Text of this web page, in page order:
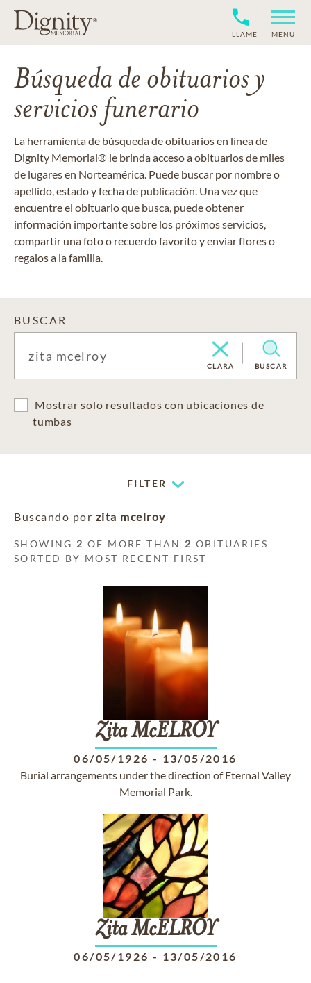
LLAME MENÚ
Búsqueda de obituarios y
servicios funerario
La herramienta de búsqueda de obituarios en línea de
Dignity Memorial® le brinda acceso a obituarios de miles
de lugares en Norteamérica. Puede buscar por nombre o
apellido, estado y fecha de publicación. Una vez que
encuentre el obituario que busca, puede obtener
información importante sobre los próximos servicios,
compartir una foto o recuerdo favorito y enviar flores o
regalos a la familia.
BUSCAR
CLARA BUSCAR
Mostrar solo resultados con ubicaciones de
tumbas
FILTER
Buscando por zita mcelroy
SHOWING 2 OF MORE THAN 2 OBITUARIES
SORTED BY MOST RECENT FIRST
Zita McELROY
06/05/1926 - 13/05/2016
Burial arrangements under the direction of Eternal Valley
Memorial Park.
Zita McELROY
06/05/1926 - 13/05/2016